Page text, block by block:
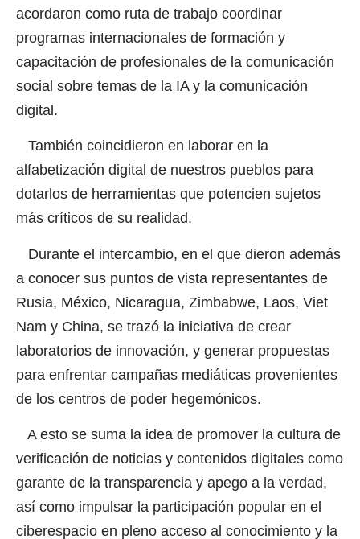
acordaron como ruta de trabajo coordinar
programas internacionales de formación y
capacitación de profesionales de la comunicación
social sobre temas de la IA y la comunicación
digital.
También coincidieron en laborar en la
alfabetización digital de nuestros pueblos para
dotarlos de herramientas que potencien sujetos
más críticos de su realidad.
Durante el intercambio, en el que dieron además
a conocer sus puntos de vista representantes de
Rusia, México, Nicaragua, Zimbabwe, Laos, Viet
Nam y China, se trazó la iniciativa de crear
laboratorios de innovación, y generar propuestas
para enfrentar campañas mediáticas provenientes
de los centros de poder hegemónicos.
A esto se suma la idea de promover la cultura de
verificación de noticias y contenidos digitales como
garante de la transparencia y apego a la verdad,
así como impulsar la participación popular en el
ciberespacio en pleno acceso al conocimiento y la